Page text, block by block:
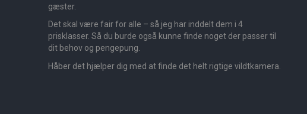
gæster.
Det skal være fair for alle – så jeg har inddelt dem i 4
prisklasser. Så du burde også kunne finde noget der passer til
dit behov og pengepung.
Håber det hjælper dig med at finde det helt rigtige vildtkamera.